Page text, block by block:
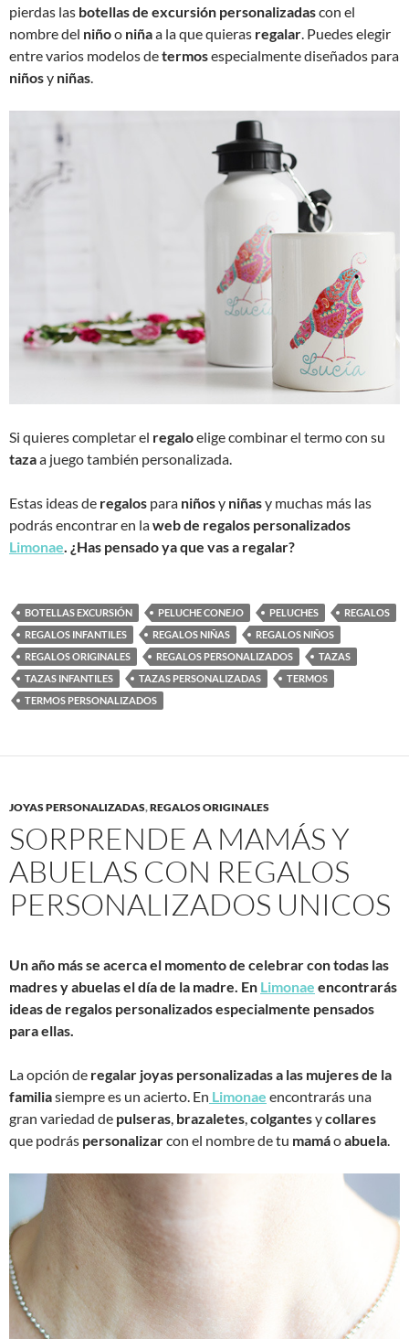
pierdas las botellas de excursión personalizadascon el
nombre del niñoo niñaa la que quieras regalar . Puedes elegir
entre varios modelos determosespecialmente diseñados para
niñosy niñas
Si quieres completar el regaloelige combinar el termo con su
tazaa juego también personalizada.
Estas ideas de regalos para niñosy niñasy muchas más las
podrás encontrar en laweb de regalos personalizados
Limonae . ¿Has pensado ya que vas a regalar?
BOTELLAS EXCURSIÓN PELUCHE CONEJO PELUCHES
REGALOS
REGALOS INFANTILES
REGALOS NIÑAS
REGALOS NIÑOS
REGALOS ORIGINALES
REGALOS PERSONALIZADOS
TAZAS
TAZAS INFANTILES
TAZAS PERSONALIZADAS
TERMOS
TERMOS PERSONALIZADOS
JOYAS PERSONALIZADAS,REGALOS ORIGINALES
SORPRENDE A MAMÁS Y
ABUELAS CON REGALOS
PERSONALIZADOS UNICOS
Un año más se acerca el momento de celebrar con todas las
madres y abuelas el día de la madre. En Limonae encontrarás
ideas de regalos personalizados especialmente pensados
para ellas.
La opción de regalar joyas personalizadas a las mujeres de la
familiasiempre es un acierto. En Limonae encontrarás una
gran variedad de pulseras brazaletes colgantesycollares
que podrás personalizarcon el nombre de tu mamáoabuela